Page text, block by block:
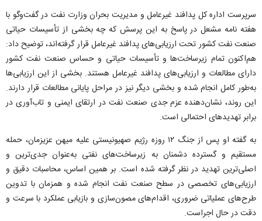
سرپرست اداره کل پدافند غیرعامل و مدیریت بحران وزارت نفت در گفت‌و‌گو با
هفته نامه مشعل در پاسخ به این پرسش که چه بخشی از تأسیسات حیاتی
صنعت نفت کشور تحت ارزیابی‌های پدافند غیرعامل قرار گرفته‌اند، توضیح داد:
هم‌اکنون تمام زیرساخت‌ها و تأسیسات حیاتی و حساس صنعت نفت کشور
دارای مطالعات و ارزیابی‌های پدافند غیرعامل هستند. بخشی از این ارزیابی‌ها
به‌طور کامل انجام شده و بخشی دیگر نیز در مراحل پایانی مطالعات قرار دارند.
این روند، نشان‌دهنده عزم جدی صنعت نفت در ارتقای ایمنی و تاب‌آوری در
برابر تهدید‌های احتمالی است.
به گفته او پس از جنگ ۱۲ روزه رژیم صهیونیستی علیه میهن عزیزمان، حمله
مستقیم و گسترده دشمنان به زیرساخت‌های نفتی به‌عنوان جدی‌ترین و
اصلی‌ترین تهدید در نظر گرفته شده است. بر همین اساس، محاسبات دقیق و
ارزیابی‌های تخصصی در سطح صنعت نفت انجام شده و همزمان با تدوین
طرح‌های عملیاتی ضروری، اقدام‌های مصون‌سازی و بازیابی عملکرد با سرعت و
دقت در حال اجراست.